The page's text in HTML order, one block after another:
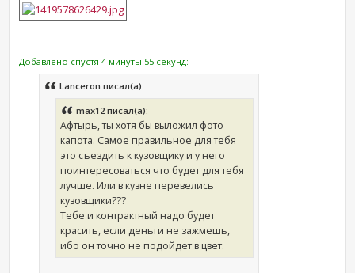
Добавлено спустя 4 минуты 55 секунд:
Lanceron писал(а):
max12 писал(а):
Афтырь, ты хотя бы выложил фото
капота. Самое правильное для тебя
это съездить к кузовщику и у него
поинтересоваться что будет для тебя
лучше. Или в кузне перевелись
кузовщики???
Тебе и контрактный надо будет
красить, если деньги не зажмешь,
ибо он точно не подойдет в цвет.